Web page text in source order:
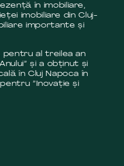
în imobiliare,
imobiliare din Cluj-
importante și
pentru al treilea an
și a obținut și
în Cluj Napoca în
”Inovație și